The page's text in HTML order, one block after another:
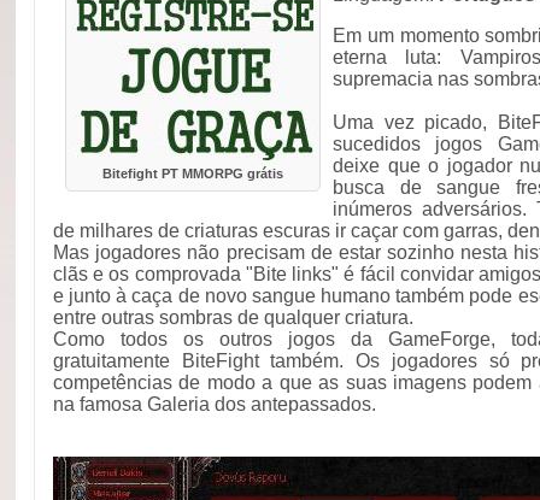
Bitefight PT MMORPG grátis
Em um momento
eterna luta:
supremacia nas
Uma vez picado,
sucedidos jogos
deixe que o jogador
busca de sangue
inúmeros
de milhares de criaturas escuras ir caçar com garras,
Mas jogadores não precisam de estar sozinho nesta
clãs e os comprovada "Bite links" é fácil convidar
e junto à caça de novo sangue humano também pode
entre outras sombras de qualquer criatura.
Como todos os outros jogos da GameForge,
gratuitamente BiteFight também. Os jogadores só
competências de modo a que as suas imagens
na famosa Galeria dos antepassados.